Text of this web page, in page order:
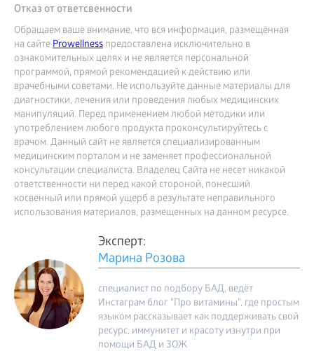
Отказ от ответсвенности
Обращаем ваше внимание, что вся информация, размещённая
на сайтеProwellness предоставлена исключительно в
ознакомительных целях и не является персональной
программой, прямой рекомендацией к действию или
врачебными советами. Не используйте данные материалы для
диагностики, лечения или проведения любых медицинских
манипуляций. Перед применением любой методики или
употреблением любого продукта проконсультируйтесь с
врачом. Данный сайт не является специализированным
медицинским порталом и не заменяет профессиональной
консультации специалиста. Владелец Сайта не несет никакой
ответственности ни перед какой стороной, понесший
косвенный или прямой ущерб в результате неправильного
использования материалов, размещенных на данном ресурсе.
Эксперт:
Марина Розова
специалист по подбору БАД, ведёт
Инстаграм блог "Про витамины", где простым
языком рассказывает как поддерживать свой
ресурс, иммунитет и красоту изнутри при
помощи БАД и ЗОЖ